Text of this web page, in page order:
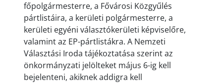
főpolgármesterre, a Fővárosi Közgyűlés
pártlistáira, a kerületi polgármesterre, a
kerületi egyéni választókerületi képviselőre,
valamint az EP-pártlistákra. A Nemzeti
Választási Iroda tájékoztatása szerint az
önkormányzati jelölteket május 6-ig kell
bejelenteni, akiknek addigra kell